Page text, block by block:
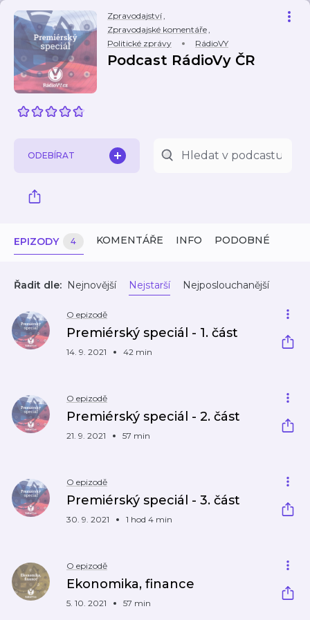
Zpravodajství,
Zpravodajské komentáře,
Politické zprávy
RádioVY
Podcast RádioVy ČR
ODEBÍRAT
EPIZODY 4 KOMENTÁŘE INFO PODOBNÉ
Řadit dle: Nejnovější Nejstarší Nejposlouchanější
O epizodě
Premiérský speciál - 1. část
14. 9. 2021 42 min
O epizodě
Premiérský speciál - 2. část
21. 9. 2021 57 min
O epizodě
Premiérský speciál - 3. část
30. 9. 2021 1 hod 4 min
O epizodě
Ekonomika, finance
5. 10. 2021 57 min